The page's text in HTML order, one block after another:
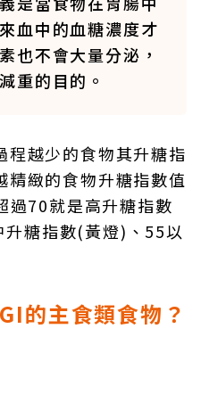
血中的血糖濃度才
也不會大量分泌，
重的目的。
程越少的食物其升糖指
精緻的食物升糖指數值
過70就是高升糖指數
糖指數(黃燈)、55以
的主食類食物？